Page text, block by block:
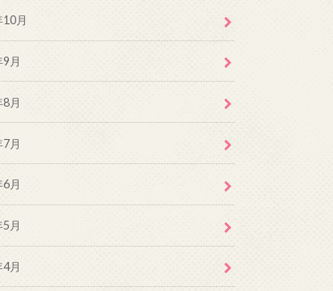
月
月
月
月
月
月
月